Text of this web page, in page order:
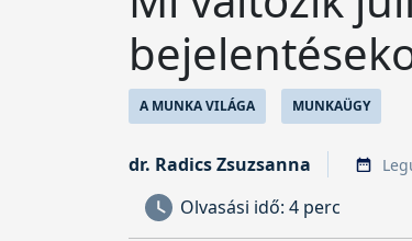
A MUNKA VILÁGA MUNKAÜGY
dr. Radics Zsuzsanna
Olvasási idő: 4 perc